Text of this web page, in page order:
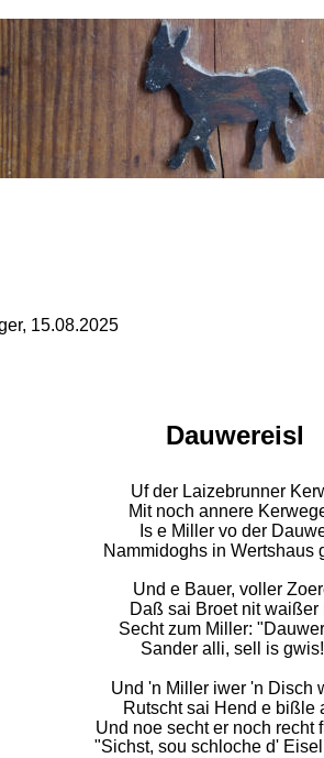
15.08.2025
Dauwereisl
Uf der Laizebrunner
Mit noch annere
Is e Miller vo der
Nammidoghs in Wertshaus
Und e Bauer, voller
Daß sai Broet nit waißer
Secht zum Miller:
Sander alli, sell is
Und 'n Miller iwer 'n Disch
Rutscht sai Hend e bißle
Und noe secht er noch recht
"Sichst, sou schloche d'